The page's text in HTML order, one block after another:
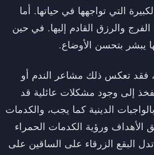
التي تواجهها في حياتها. أما
والرزق القادم إليها. في حين
يبشر بتحسن الأوضاع.
فقد تعكس ذلك مشاعر الندم أو
إلى وجود مشكلات عائلية قد
الدينية كما يجب، والكدمات
ورؤية الكدمات الحمراء
البقع الزرقاء على الساقين على